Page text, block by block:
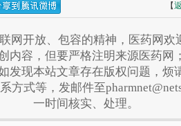
【
网开放、包容的精神，医药网
内容，但要严格注明来源医药网
发现本站文章存在版权问题，烦
方式等，发邮件至
一时间核实、处理。